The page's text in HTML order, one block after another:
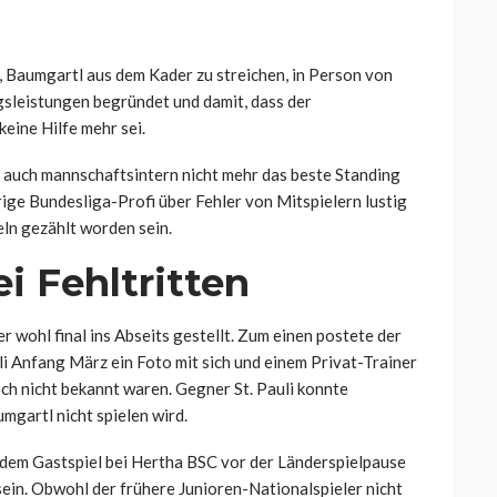
aus dem Kader zu streichen, in Person von
begründet und damit, dass der
Hilfe mehr sei.
mannschaftsintern nicht mehr das beste Standing
Bundesliga-Profi über Fehler von Mitspielern lustig
gezählt worden sein.
Fehltritten
wohl final ins Abseits gestellt. Zum einen postete der
Anfang März ein Foto mit sich und einem Privat-Trainer
nicht bekannt waren. Gegner St. Pauli konnte
nicht spielen wird.
Gastspiel bei Hertha BSC vor der Länderspielpause
Obwohl der frühere Junioren-Nationalspieler nicht